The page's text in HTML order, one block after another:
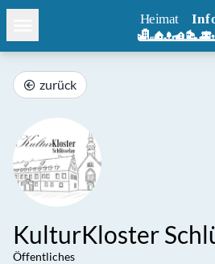
zurück
KulturKloster
Öffentliches